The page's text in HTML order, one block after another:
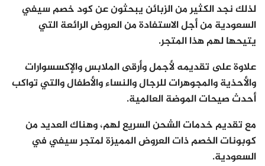
لذلك نجد الكثير من الزبائن يبحثون عن كود خصم سيفي
السعودية من أجل الاستفادة من العروض الرائعة التي
يتيحها لهم هذا المتجر.
علاوة على تقديمه لأجمل وأرقى الملابس والإكسسوارات
والأحذية والمجوهرات للرجال والنساء والأطفال والتي تواكب
أحدث صيحات الموضة العالمية.
مع تقديم خدمات الشحن السريع لهم، وهناك العديد من
كوبونات الخصم ذات العروض المميزة لمتجر سيفي في
السعودية.